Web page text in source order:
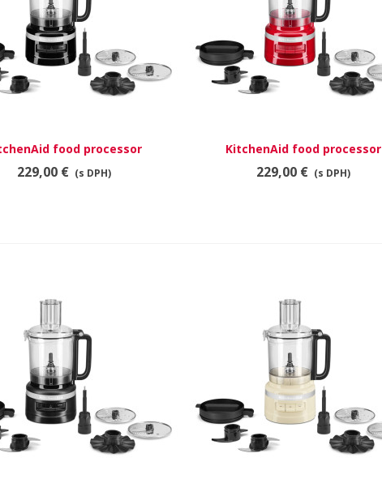
RÝCHLY NÁHĽAD
food processor
5KFP0921EOB
229,00 € (s DPH)
RÝCHLY NÁHĽAD
KitchenAid food processor
5KFP0921EER
229,00 € (s DPH)